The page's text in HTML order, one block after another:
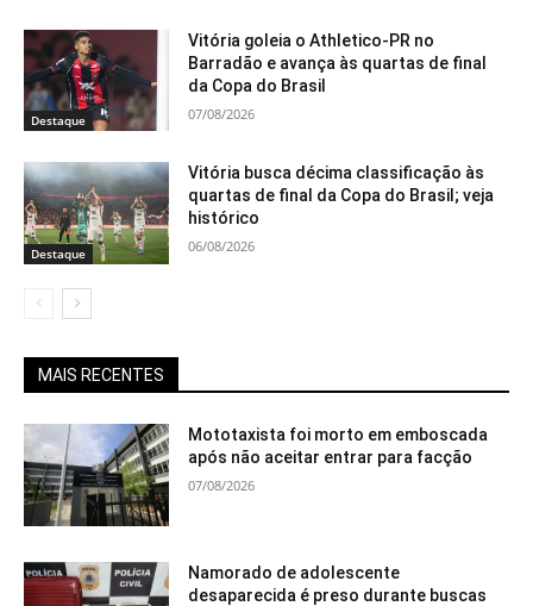
Destaque
Vitória goleia o Athletico-PR no
Barradão e avança às quartas de final
da Copa do Brasil
07/08/2026
Destaque
Vitória busca décima classificação às
quartas de final da Copa do Brasil; veja
histórico
06/08/2026
MAIS RECENTES
Mototaxista foi morto em emboscada
após não aceitar entrar para facção
07/08/2026
Namorado de adolescente
desaparecida é preso durante buscas